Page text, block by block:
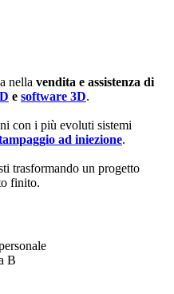
nella vendita e assistenza di
e software 3D.
con i più evoluti sistemi
ad iniezione.
trasformando un progetto
finito.
B